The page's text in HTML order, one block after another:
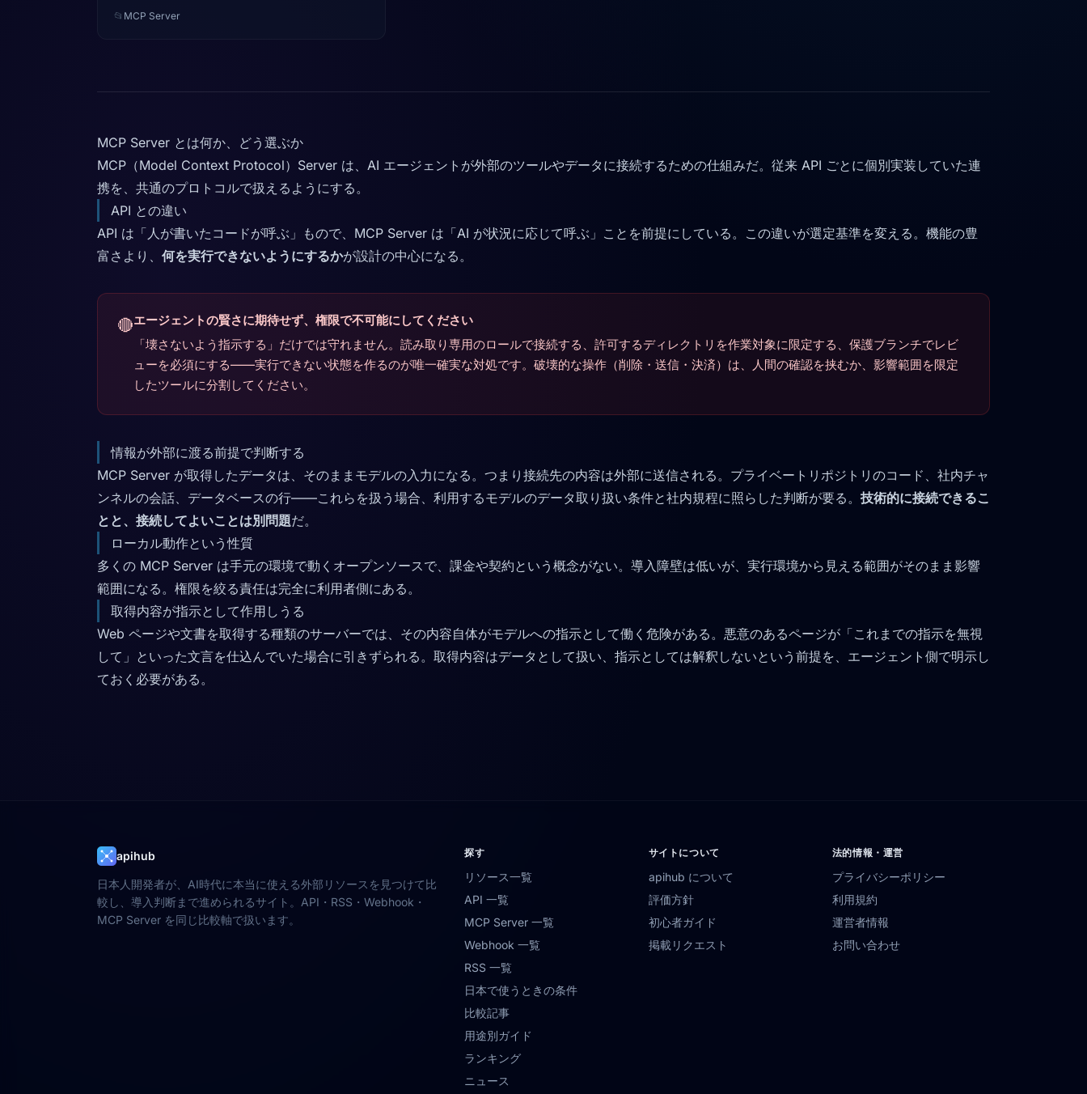
📂 MCP Server
MCP Server とは何か、どう選ぶか
MCP（Model Context Protocol）Server は、AI エージェントが外部のツールやデータに接続するための仕組みだ。従来 API ごとに個別実装していた連
携を、共通のプロトコルで扱えるようにする。
API との違い
API は「人が書いたコードが呼ぶ」もので、MCP Server は「AI が状況に応じて呼ぶ」ことを前提にしている。この違いが選定基準を変える。機能の豊
富さより、 何を実行できないようにするかが設計の中心になる。
🔴エージェントの賢さに期待せず、権限で不可能にしてください
「壊さないよう指示する」だけでは守れません。読み取り専用のロールで接続する、許可するディレクトリを作業対象に限定する、保護ブランチでレビ
ューを必須にする——実行できない状態を作るのが唯一確実な対処です。破壊的な操作（削除・送信・決済）は、人間の確認を挟むか、影響範囲を限定
したツールに分割してください。
情報が外部に渡る前提で判断する
MCP Server が取得したデータは、そのままモデルの入力になる。つまり接続先の内容は外部に送信される。プライベートリポジトリのコード、社内チャ
ンネルの会話、データベースの行——これらを扱う場合、利用するモデルのデータ取り扱い条件と社内規程に照らした判断が要る。 技術的に接続できるこ
とと、接続してよいことは別問題だ。
ローカル動作という性質
多くの MCP Server は手元の環境で動くオープンソースで、課金や契約という概念がない。導入障壁は低いが、実行環境から見える範囲がそのまま影響
範囲になる。権限を絞る責任は完全に利用者側にある。
取得内容が指示として作用しうる
Web ページや文書を取得する種類のサーバーでは、その内容自体がモデルへの指示として働く危険がある。悪意のあるページが「これまでの指示を無視
して」といった文言を仕込んでいた場合に引きずられる。取得内容はデータとして扱い、指示としては解釈しないという前提を、エージェント側で明示し
ておく必要がある。
apihub
日本人開発者が、AI時代に本当に使える外部リソースを見つけて比
較し、導入判断まで進められるサイト。API・RSS・Webhook・
MCP Server を同じ比較軸で扱います。
探す
リソース一覧
API 一覧
MCP Server 一覧
Webhook 一覧
RSS 一覧
日本で使うときの条件
比較記事
用途別ガイド
ランキング
ニュース
サイトについて
apihub について
評価方針
初心者ガイド
掲載リクエスト
法的情報・運営
プライバシーポリシー
利用規約
運営者情報
お問い合わせ